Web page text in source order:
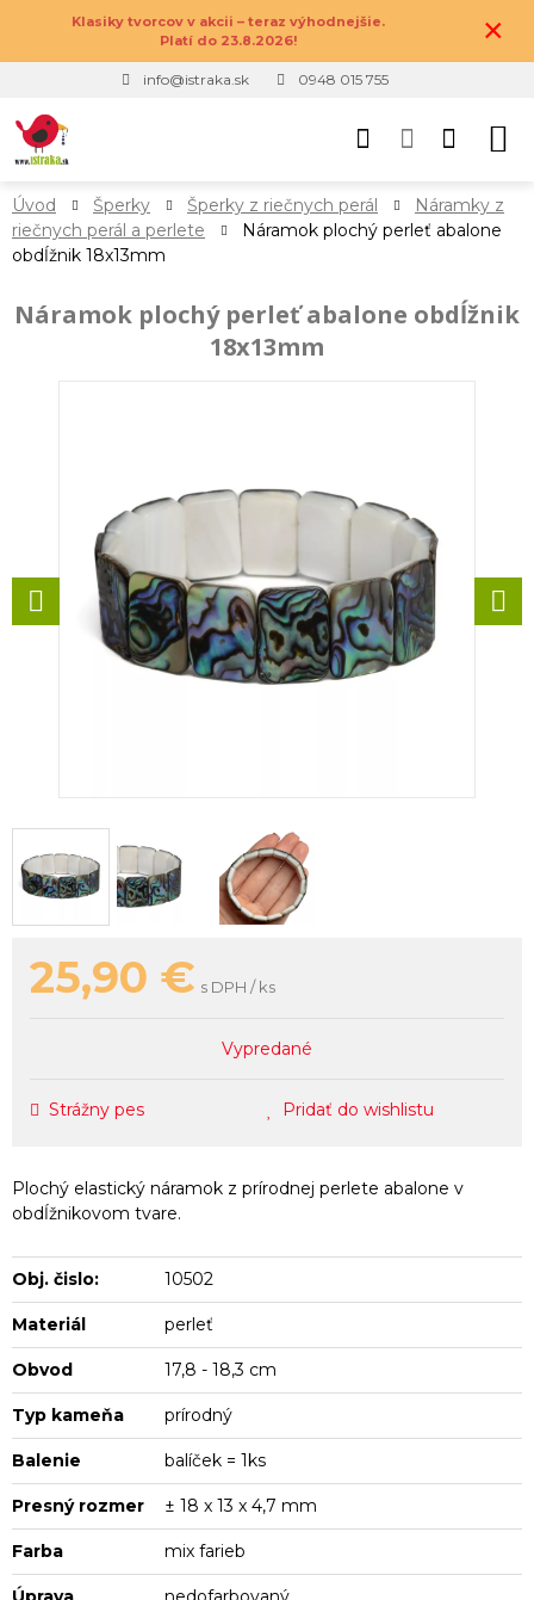
Klasiky tvorcov v akcii – teraz výhodnejšie.
Platí do 23.8.2026!
×
info@istraka.sk 0948 015 755
Úvod Šperky Šperky z riečnych perál
Náramky z
riečnych perál a perlete
Náramok plochý perleť abalone
obdĺžnik 18x13mm
Náramok plochý perleť abalone obdĺžnik
18x13mm
25,90 € s DPH / ks
Vypredané
Strážny pes Pridať do wishlistu
Plochý elastický náramok z prírodnej perlete abalone v
obdĺžnikovom tvare.
Obj. čislo: 10502
Materiál perleť
Obvod 17,8 - 18,3 cm
Typ kameňa prírodný
Balenie balíček = 1ks
Presný rozmer ± 18 x 13 x 4,7 mm
Farba mix farieb